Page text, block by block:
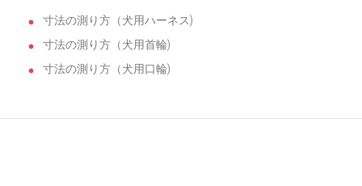
寸法の測り方（犬用ハーネス)
寸法の測り方（犬用首輪)
寸法の測り方（犬用口輪)